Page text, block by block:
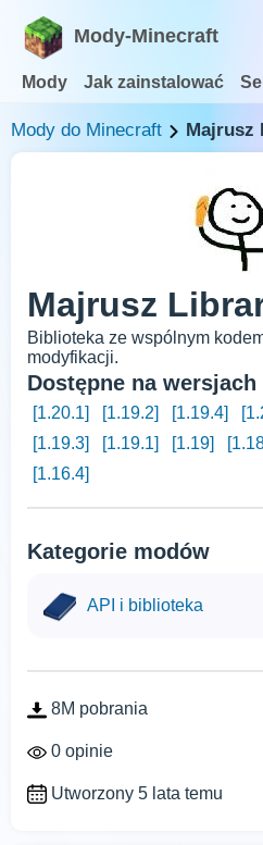
Mody-Minecraft
Mody Jak zainstalować
Mody do Minecraft Majrusz
Majrusz
Biblioteka ze wspólnym
modyfikacji.
Dostępne na
[1.20.1] [1.19.2] [1.19.4]
[1.19.3]
[1.19.1] [1.19]
[1.16.4]
Kategorie modów
API i biblioteka
8M pobrania
0 opinie
Utworzony 5 lata temu